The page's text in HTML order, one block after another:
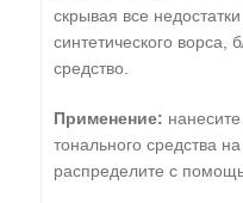
скрывая все
синтетического ворса,
средство.
Применение:
тонального средства
распределите с